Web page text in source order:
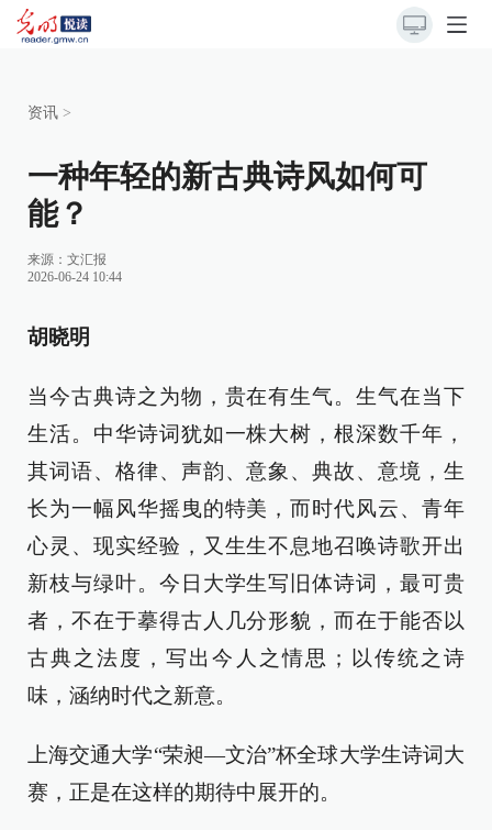
资讯 >
一种年轻的新古典诗风如何可
能？
来源： 文汇报
2026-06-24 10:44
胡晓明
当今古典诗之为物，贵在有生气。生气在当下
生活。中华诗词犹如一株大树，根深数千年，
其词语、格律、声韵、意象、典故、意境，生
长为一幅风华摇曳的特美，而时代风云、青年
心灵、现实经验，又生生不息地召唤诗歌开出
新枝与绿叶。今日大学生写旧体诗词，最可贵
者，不在于摹得古人几分形貌，而在于能否以
古典之法度，写出今人之情思；以传统之诗
味，涵纳时代之新意。
上海交通大学“荣昶—文治”杯全球大学生诗词大
赛，正是在这样的期待中展开的。